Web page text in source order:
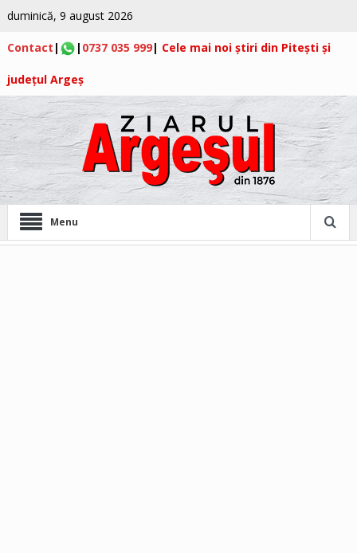
duminică, 9 august 2026
Contact | | 0737 035 999| Cele mai noi știri din Pitești și
județul Argeș
Menu